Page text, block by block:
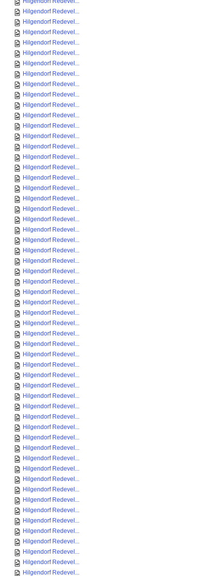
Hilgendorf Redevel...
Hilgendorf Redevel...
Hilgendorf Redevel...
Hilgendorf Redevel...
Hilgendorf Redevel...
Hilgendorf Redevel...
Hilgendorf Redevel...
Hilgendorf Redevel...
Hilgendorf Redevel...
Hilgendorf Redevel...
Hilgendorf Redevel...
Hilgendorf Redevel...
Hilgendorf Redevel...
Hilgendorf Redevel...
Hilgendorf Redevel...
Hilgendorf Redevel...
Hilgendorf Redevel...
Hilgendorf Redevel...
Hilgendorf Redevel...
Hilgendorf Redevel...
Hilgendorf Redevel...
Hilgendorf Redevel...
Hilgendorf Redevel...
Hilgendorf Redevel...
Hilgendorf Redevel...
Hilgendorf Redevel...
Hilgendorf Redevel...
Hilgendorf Redevel...
Hilgendorf Redevel...
Hilgendorf Redevel...
Hilgendorf Redevel...
Hilgendorf Redevel...
Hilgendorf Redevel...
Hilgendorf Redevel...
Hilgendorf Redevel...
Hilgendorf Redevel...
Hilgendorf Redevel...
Hilgendorf Redevel...
Hilgendorf Redevel...
Hilgendorf Redevel...
Hilgendorf Redevel...
Hilgendorf Redevel...
Hilgendorf Redevel...
Hilgendorf Redevel...
Hilgendorf Redevel...
Hilgendorf Redevel...
Hilgendorf Redevel...
Hilgendorf Redevel...
Hilgendorf Redevel...
Hilgendorf Redevel...
Hilgendorf Redevel...
Hilgendorf Redevel...
Hilgendorf Redevel...
Hilgendorf Redevel...
Hilgendorf Redevel...